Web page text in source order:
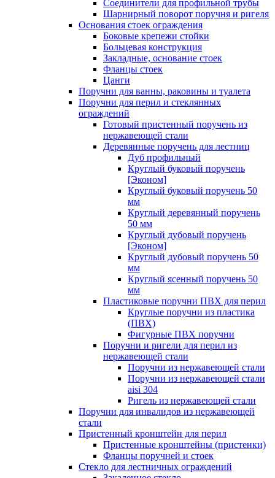
Соединители для профильной трубы
Шарнирный поворот поручня и ригеля
Основания стоек ограждения
Боковые крепежи стойки
Больцевая конструкция
Закладные, основание стоек
Фланцы стоек
Цанги
Поручни для ванны, раковины и туалета
Поручни для перил и стеклянных
ограждений
Готовый пристенный поручень из
нержавеющей стали
Деревянные поручень для лестниц
Дуб профильный
Круглый буковый поручень
[Эконом]
Круглый буковый поручень 50
мм
Круглый деревянный поручень
50 мм
Круглый дубовый поручень
[Эконом]
Круглый дубовый поручень 50
мм
Круглый ясенный поручень 50
мм
Пластиковые поручни ПВХ для перил
Круглые поручни из пластика
(ПВХ)
Фигурные ПВХ поручни
Поручни и ригели для перил из
нержавеющей стали
Поручни из нержавеющей стали
Поручни из нержавеющей стали
aisi 304
Ригель из нержавеющей стали
Поручни для инвалидов из нержавеющей
стали
Пристенный кронштейн для перил
Пристенные кронштейны (пристенки)
Фланцы поручней и стоек
Стекло для лестничных ограждений